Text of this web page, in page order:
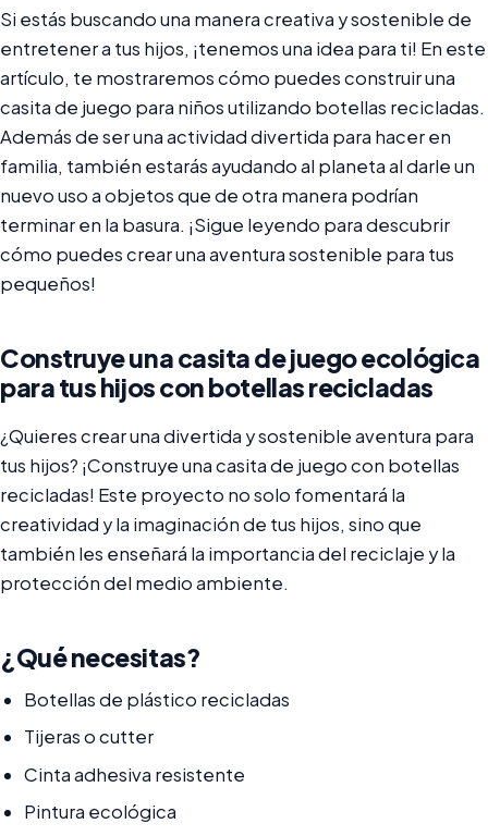
Si estás buscando una manera creativa y sostenible de
entretener a tus hijos, ¡tenemos una idea para ti! En este
artículo, te mostraremos cómo puedes construir una
casita de juego para niños utilizando botellas recicladas.
Además de ser una actividad divertida para hacer en
familia, también estarás ayudando al planeta al darle un
nuevo uso a objetos que de otra manera podrían
terminar en la basura. ¡Sigue leyendo para descubrir
cómo puedes crear una aventura sostenible para tus
pequeños!
Construye una casita de juego ecológica
para tus hijos con botellas recicladas
¿Quieres crear una divertida y sostenible aventura para
tus hijos? ¡Construye una casita de juego con botellas
recicladas! Este proyecto no solo fomentará la
creatividad y la imaginación de tus hijos, sino que
también les enseñará la importancia del reciclaje y la
protección del medio ambiente.
¿Qué necesitas?
Botellas de plástico recicladas
Tijeras o cutter
Cinta adhesiva resistente
Pintura ecológica